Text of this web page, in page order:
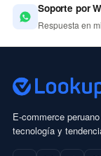
Soporte por
Respuesta en
E-commerce
tecnología y